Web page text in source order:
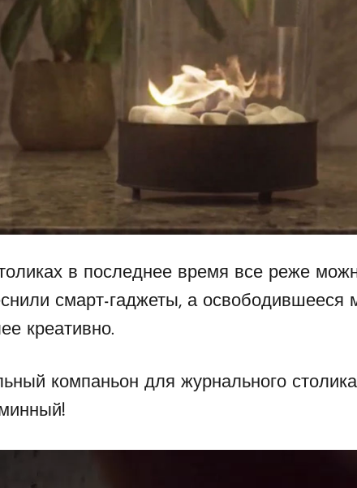
в последнее время все реже
смарт-гаджеты, а освободившееся
креативно.
компаньон для журнального